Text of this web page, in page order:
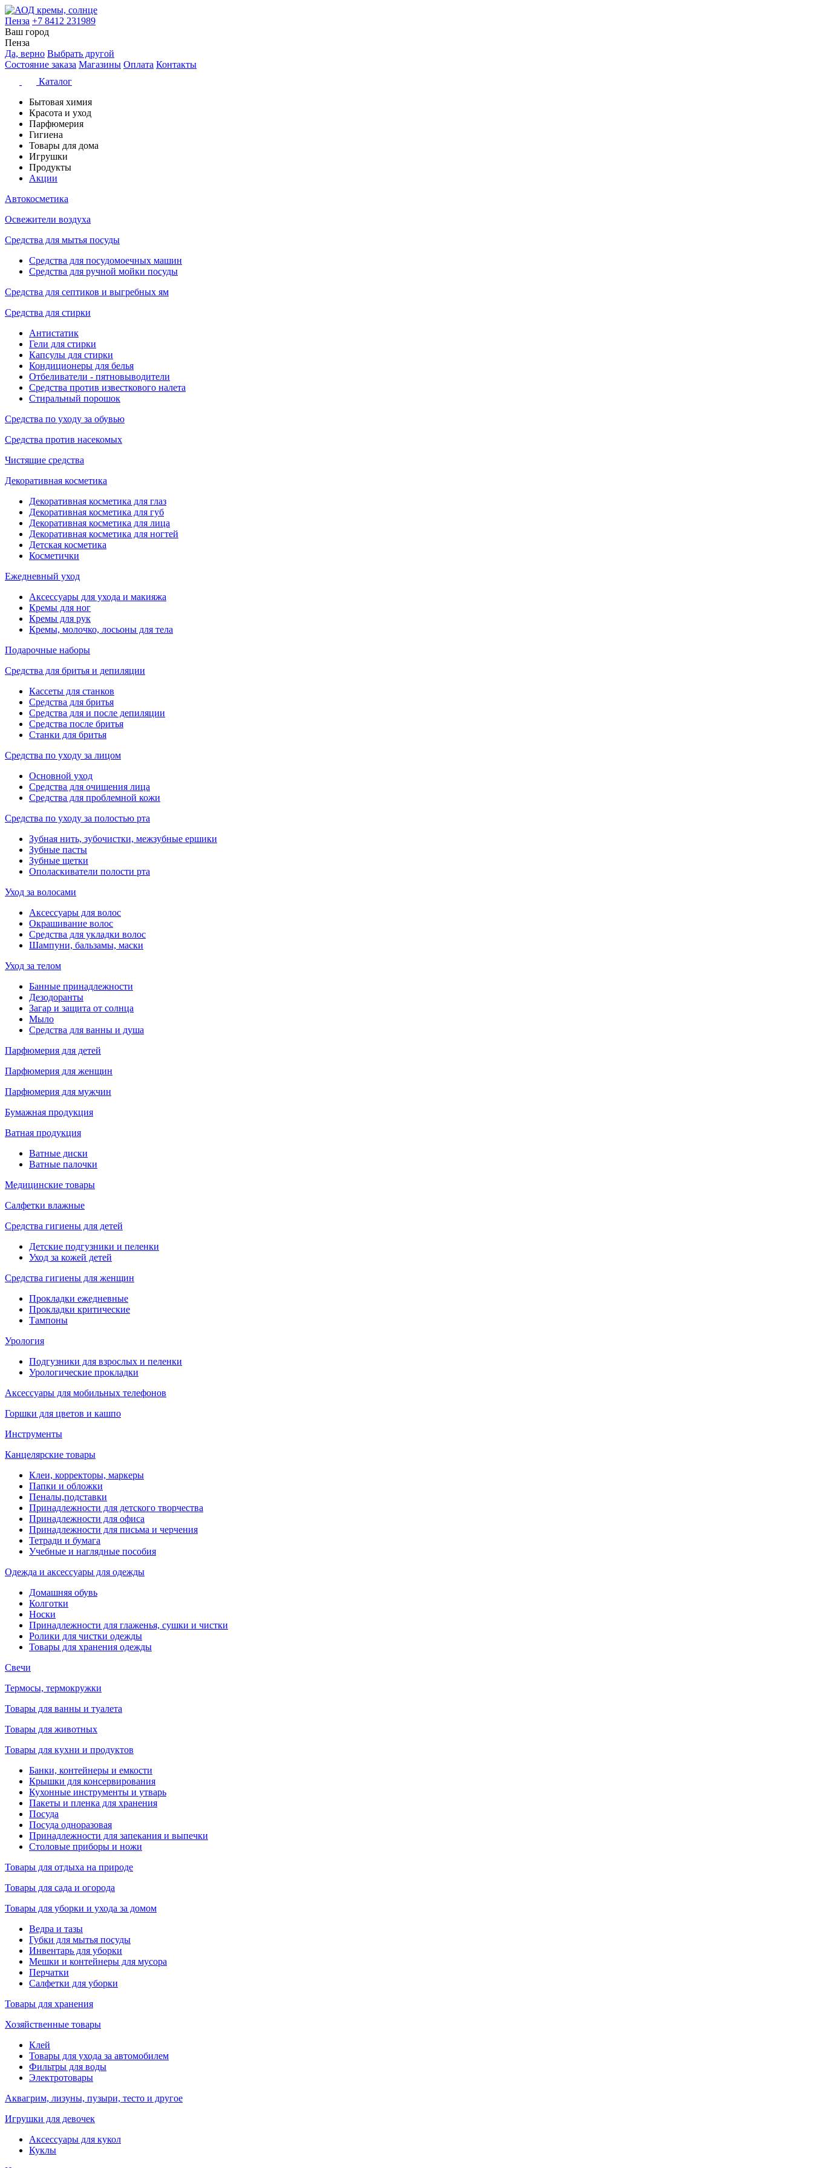
Пенза +7 8412 231989
Ваш город
Пенза
Да, верно Выбрать другой
Состояние заказа Магазины Оплата Контакты
Каталог
Бытовая химия
Красота и уход
Парфюмерия
Гигиена
Товары для дома
Игрушки
Продукты
Акции
Автокосметика
Освежители воздуха
Средства для мытья посуды
Средства для посудомоечных машин
Средства для ручной мойки посуды
Средства для септиков и выгребных ям
Средства для стирки
Антистатик
Гели для стирки
Капсулы для стирки
Кондиционеры для белья
Отбеливатели - пятновыводители
Средства против известкового налета
Стиральный порошок
Средства по уходу за обувью
Средства против насекомых
Чистящие средства
Декоративная косметика
Декоративная косметика для глаз
Декоративная косметика для губ
Декоративная косметика для лица
Декоративная косметика для ногтей
Детская косметика
Косметички
Ежедневный уход
Аксессуары для ухода и макияжа
Кремы для ног
Кремы для рук
Кремы, молочко, лосьоны для тела
Подарочные наборы
Средства для бритья и депиляции
Кассеты для станков
Средства для бритья
Средства для и после депиляции
Средства после бритья
Станки для бритья
Средства по уходу за лицом
Основной уход
Средства для очищения лица
Средства для проблемной кожи
Средства по уходу за полостью рта
Зубная нить, зубочистки, межзубные ершики
Зубные пасты
Зубные щетки
Ополаскиватели полости рта
Уход за волосами
Аксессуары для волос
Окрашивание волос
Средства для укладки волос
Шампуни, бальзамы, маски
Уход за телом
Банные принадлежности
Дезодоранты
Загар и защита от солнца
Мыло
Средства для ванны и душа
Парфюмерия для детей
Парфюмерия для женщин
Парфюмерия для мужчин
Бумажная продукция
Ватная продукция
Ватные диски
Ватные палочки
Медицинские товары
Салфетки влажные
Средства гигиены для детей
Детские подгузники и пеленки
Уход за кожей детей
Средства гигиены для женщин
Прокладки ежедневные
Прокладки критические
Тампоны
Урология
Подгузники для взрослых и пеленки
Урологические прокладки
Аксессуары для мобильных телефонов
Горшки для цветов и кашпо
Инструменты
Канцелярские товары
Клеи, корректоры, маркеры
Папки и обложки
Пеналы,подставки
Принадлежности для детского творчества
Принадлежности для офиса
Принадлежности для письма и черчения
Тетради и бумага
Учебные и наглядные пособия
Одежда и аксессуары для одежды
Домашняя обувь
Колготки
Носки
Принадлежности для глаженья, сушки и чистки
Ролики для чистки одежды
Товары для хранения одежды
Свечи
Термосы, термокружки
Товары для ванны и туалета
Товары для животных
Товары для кухни и продуктов
Банки, контейнеры и емкости
Крышки для консервирования
Кухонные инструменты и утварь
Пакеты и пленка для хранения
Посуда
Посуда одноразовая
Принадлежности для запекания и выпечки
Столовые приборы и ножи
Товары для отдыха на природе
Товары для сада и огорода
Товары для уборки и ухода за домом
Ведра и тазы
Губки для мытья посуды
Инвентарь для уборки
Мешки и контейнеры для мусора
Перчатки
Салфетки для уборки
Товары для хранения
Хозяйственные товары
Клей
Товары для ухода за автомобилем
Фильтры для воды
Электротовары
Аквагрим, лизуны, пузыри, тесто и другое
Игрушки для девочек
Аксессуары для кукол
Куклы